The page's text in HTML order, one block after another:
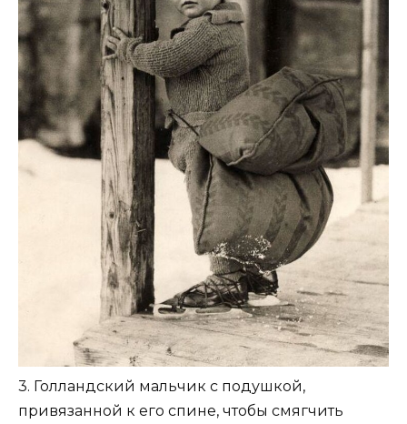
3. Голландский мальчик с подушкой,
привязанной к его спине, чтобы смягчить